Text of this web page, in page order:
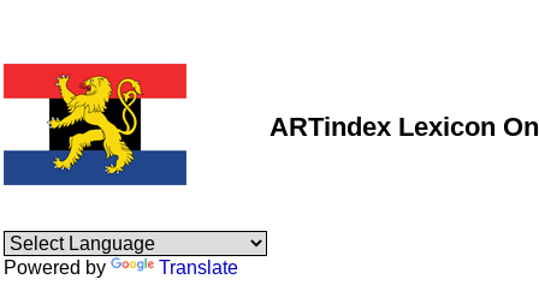
ARTindex Lexicon
Powered by Translate